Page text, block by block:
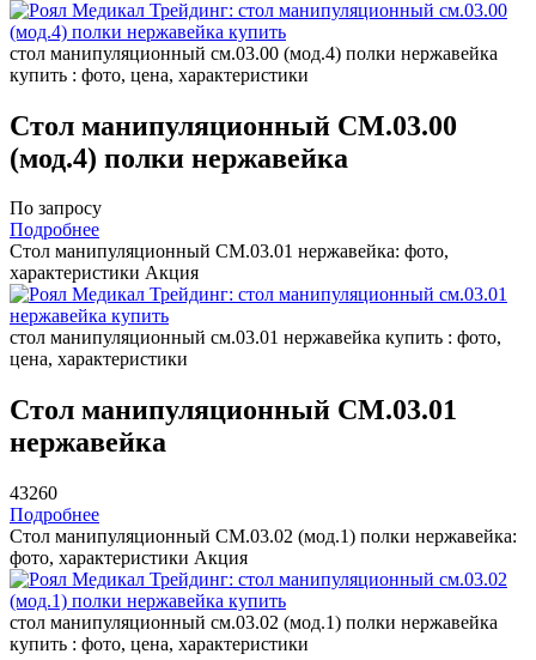
стол манипуляционный см.03.00 (мод.4) полки нержавейка
купить : фото, цена, характеристики
Стол манипуляционный СМ.03.00
(мод.4) полки нержавейка
По запросу
Подробнее
Стол манипуляционный СМ.03.01 нержавейка: фото,
характеристики Акция
стол манипуляционный см.03.01 нержавейка купить : фото,
цена, характеристики
Стол манипуляционный СМ.03.01
нержавейка
43260
Подробнее
Стол манипуляционный СМ.03.02 (мод.1) полки нержавейка:
фото, характеристики Акция
стол манипуляционный см.03.02 (мод.1) полки нержавейка
купить : фото, цена, характеристики